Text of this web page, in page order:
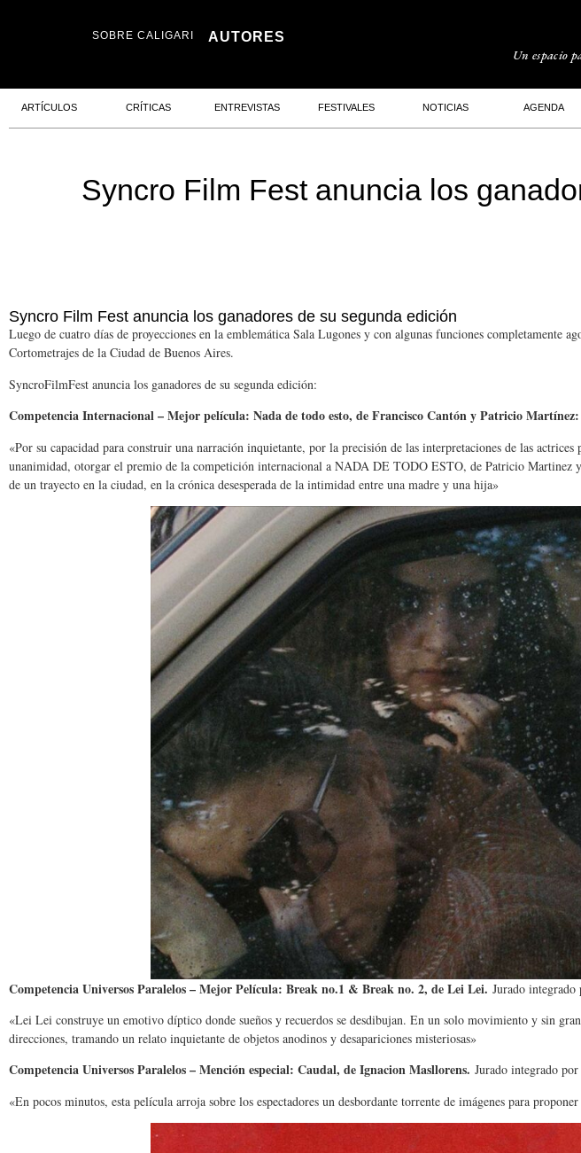
AUTORES
SOBRE CALIGARI
Un espacio
ARTÍCULOS CRÍTICAS ENTREVISTAS FESTIVALES NOTICIAS AGENDA
Syncro Film Fest anuncia los
Syncro Film Fest anuncia los ganadores de su segunda edición
Luego de cuatro días de proyecciones en la emblemática Sala Lugones y con algunas funciones completamente
Cortometrajes de la Ciudad de Buenos Aires.
SyncroFilmFest anuncia los ganadores de su segunda edición:
Competencia Internacional – Mejor película: Nada de todo esto, de Francisco Cantón y Patricio Martínez:
«Por su capacidad para construir una narración inquietante, por la precisión de las interpretaciones de las
unanimidad, otorgar el premio de la competición internacional a NADA DE TODO ESTO, de Patricio Martinez
de un trayecto en la ciudad, en la crónica desesperada de la intimidad entre una madre y una hija»
Competencia Universos Paralelos – Mejor Película: Break no.1 & Break no. 2, de Lei Lei. Jurado
«Lei Lei construye un emotivo díptico donde sueños y recuerdos se desdibujan. En un solo movimiento y sin
direcciones, tramando un relato inquietante de objetos anodinos y desapariciones misteriosas»
Competencia Universos Paralelos – Mención especial: Caudal, de Ignacion Masllorens. Jurado integrado
«En pocos minutos, esta película arroja sobre los espectadores un desbordante torrente de imágenes para